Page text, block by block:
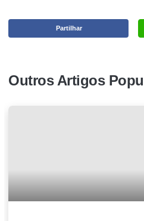
Partilhar
Outros Artigos